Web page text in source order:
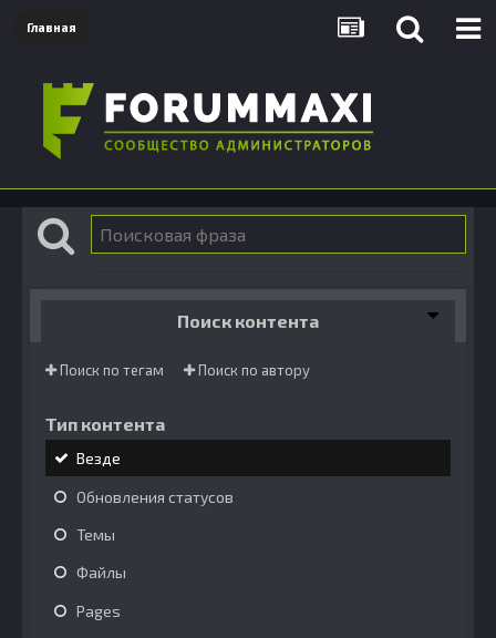
Главная
Поиск контента
Поиск по тегам Поиск по автору
Тип контента
Везде
Обновления статусов
Темы
Файлы
Pages